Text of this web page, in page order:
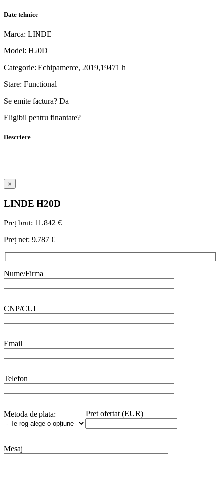
Date tehnice
Marca: LINDE
Model: H20D
Categorie: Echipamente, 2019,19471 h
Stare: Functional
Se emite factura? Da
Eligibil pentru finantare?
Descriere
×
LINDE H20D
Preț brut: 11.842 €
Preț net: 9.787 €
Nume/Firma
CNP/CUI
Email
Telefon
Metoda de plata: Pret ofertat (EUR)
Mesaj